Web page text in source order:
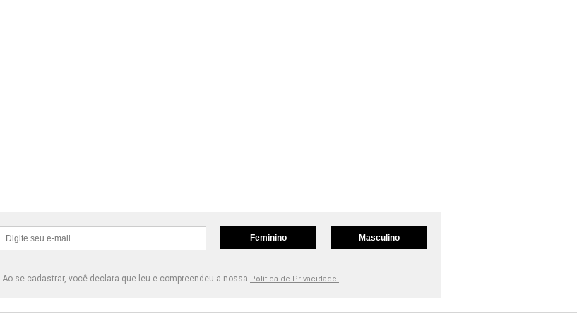
Feminino Masculino
Ao se cadastrar, você declara que leu e compreendeu a nossa Política de Privacidade.